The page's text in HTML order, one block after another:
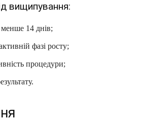
вищипування:
менше 14 днів;
фазі росту;
процедури;